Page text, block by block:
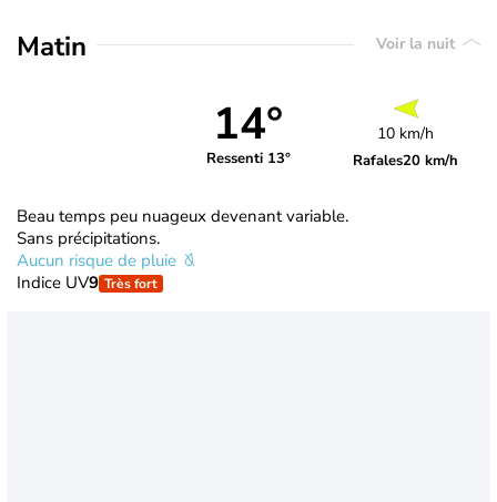
Matin Voir la nuit
14°
Ressenti 13°
10 km/h
Rafales20 km/h
Beau temps peu nuageux devenant variable.
Sans précipitations.
Aucun risque de pluie
Indice UV9 Très fort